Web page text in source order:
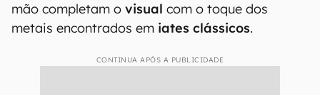
mão completam o visual com o toque dos
metais encontrados em iates clássicos.
CONTINUA APÓS A PUBLICIDADE